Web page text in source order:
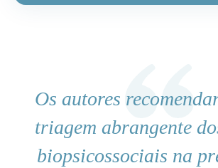
Os autores
triagem abrangente
biopsicossociais na